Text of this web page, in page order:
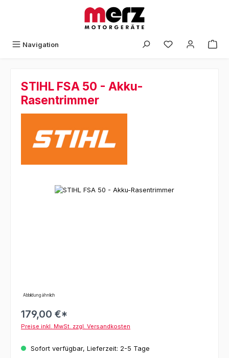
Navigation
STIHL FSA 50 - Akku-
Rasentrimmer
Bildergalerie überspringen
Abbildung ähnlich
179,00 €*
Preise inkl. MwSt. zzgl. Versandkosten
Sofort verfügbar, Lieferzeit: 2-5 Tage